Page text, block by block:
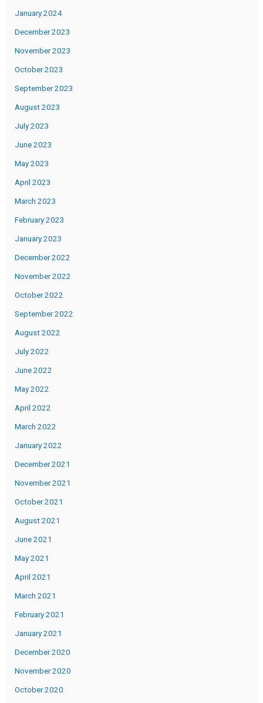
January 2024
December 2023
November 2023
October 2023
September 2023
August 2023
July 2023
June 2023
May 2023
April 2023
March 2023
February 2023
January 2023
December 2022
November 2022
October 2022
September 2022
August 2022
July 2022
June 2022
May 2022
April 2022
March 2022
January 2022
December 2021
November 2021
October 2021
August 2021
June 2021
May 2021
April 2021
March 2021
February 2021
January 2021
December 2020
November 2020
October 2020